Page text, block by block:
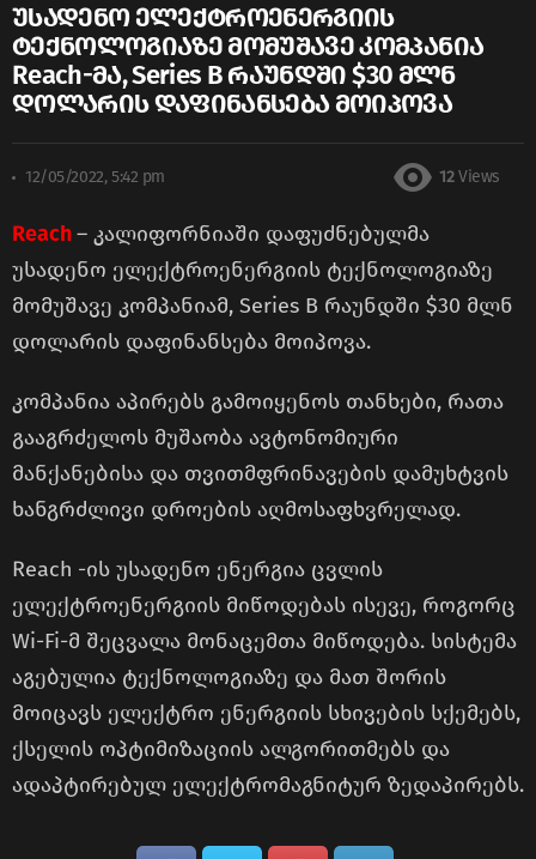
უსადენო ელექტროენერგიის
ტექნოლოგიაზე მომუშავე კომპანია
Reach-მა, Series B რაუნდში $30 მლნ
დოლარის დაფინანსება მოიპოვა
12/05/2022, 5:42 pm 12 Views
Reach– კალიფორნიაში დაფუძნებულმა
უსადენო ელექტროენერგიის ტექნოლოგიაზე
მომუშავე კომპანიამ, Series B რაუნდში $30 მლნ
დოლარის დაფინანსება მოიპოვა.
კომპანია აპირებს გამოიყენოს თანხები, რათა
გააგრძელოს მუშაობა ავტონომიური
მანქანებისა და თვითმფრინავების დამუხტვის
ხანგრძლივი დროების აღმოსაფხვრელად.
Reach -ის უსადენო ენერგია ცვლის
ელექტროენერგიის მიწოდებას ისევე, როგორც
Wi-Fi-მ შეცვალა მონაცემთა მიწოდება. სისტემა
აგებულია ტექნოლოგიაზე და მათ შორის
მოიცავს ელექტრო ენერგიის სხივების სქემებს,
ქსელის ოპტიმიზაციის ალგორითმებს და
ადაპტირებულ ელექტრომაგნიტურ ზედაპირებს.